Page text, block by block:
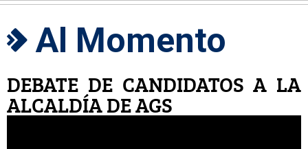
Al Momento
DEBATE DE CANDIDATOS A LA
ALCALDÍA DE AGS